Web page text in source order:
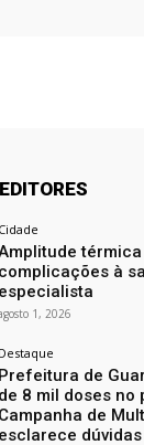
Cidade
complicações à
especialista
1, 2026
Destaque
Prefeitura de
de 8 mil doses no
Campanha de
esclarece